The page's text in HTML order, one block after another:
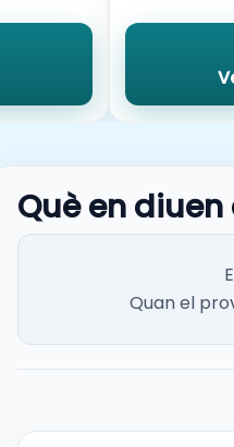
Què en
Quan el